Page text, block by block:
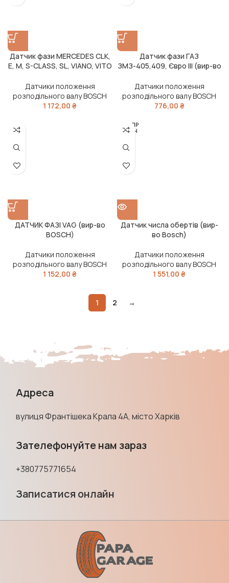
Датчик фази MERCEDES CLK,
E, M, S-CLASS, SL, VIANO, VITO
Датчики положення
розподільного валу BOSCH
1 172,00 ₴
Датчик фази ГАЗ
ЗМЗ-405,409, Євро III (вир-во
Датчики положення
розподільного валу BOSCH
776,00 ₴
ДАТЧИК ФАЗІ VAG (вир-во
BOSCH)
Датчики положення
розподільного валу BOSCH
1 152,00 ₴
РОЗПР
ОДАН
Датчик числа обертів (вир-
во Bosch)
Датчики положення
розподільного валу BOSCH
1 551,00 ₴
1 2 →
Адреса
вулиця Франтішека Крала 4А, місто Харків
Зателефонуйте нам зараз
+380775771654
Записатися онлайн